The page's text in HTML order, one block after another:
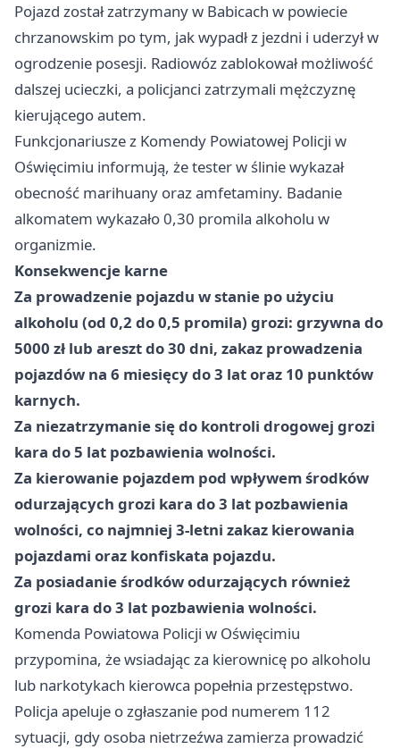
Pojazd został zatrzymany w Babicach w powiecie
chrzanowskim po tym, jak wypadł z jezdni i uderzył w
ogrodzenie posesji. Radiowóz zablokował możliwość
dalszej ucieczki, a policjanci zatrzymali mężczyznę
kierującego autem.
Funkcjonariusze z Komendy Powiatowej Policji w
Oświęcimiu informują, że tester w ślinie wykazał
obecność marihuany oraz amfetaminy. Badanie
alkomatem wykazało 0,30 promila alkoholu w
organizmie.
Konsekwencje karne
Za prowadzenie pojazdu w stanie po użyciu
alkoholu (od 0,2 do 0,5 promila) grozi: grzywna do
5000 zł lub areszt do 30 dni, zakaz prowadzenia
pojazdów na 6 miesięcy do 3 lat oraz 10 punktów
karnych.
Za niezatrzymanie się do kontroli drogowej grozi
kara do 5 lat pozbawienia wolności.
Za kierowanie pojazdem pod wpływem środków
odurzających grozi kara do 3 lat pozbawienia
wolności, co najmniej 3-letni zakaz kierowania
pojazdami oraz konfiskata pojazdu.
Za posiadanie środków odurzających również
grozi kara do 3 lat pozbawienia wolności.
Komenda Powiatowa Policji w Oświęcimiu
przypomina, że wsiadając za kierownicę po alkoholu
lub narkotykach kierowca popełnia przestępstwo.
Policja apeluje o zgłaszanie pod numerem 112
sytuacji, gdy osoba nietrzeźwa zamierza prowadzić